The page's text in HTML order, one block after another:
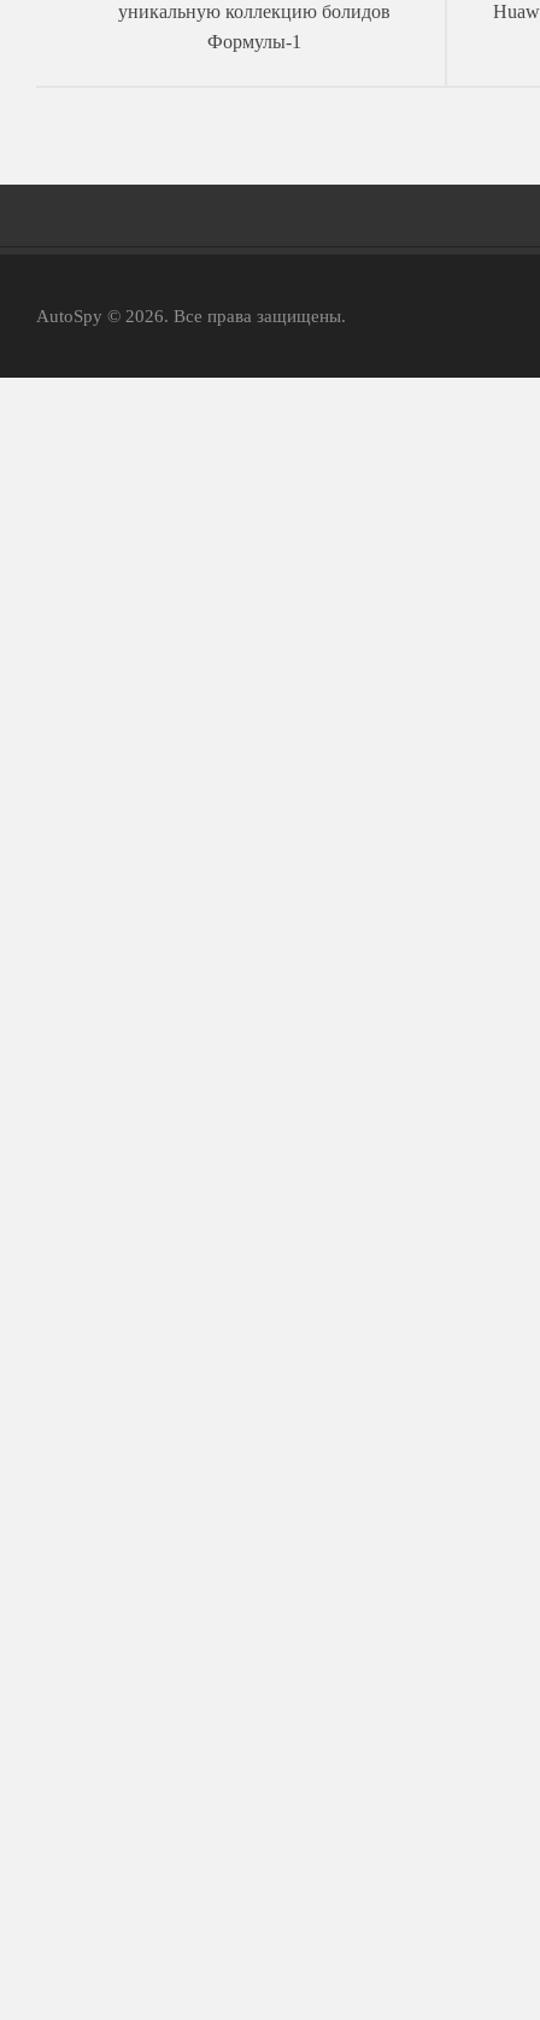
уникальную коллекцию болидов
Формулы-1
Главная
AutoSpy © 2026. Все права защищены.